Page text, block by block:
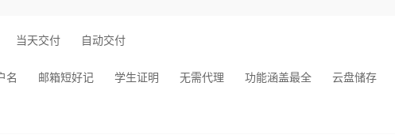
当天交付 自动交付
名 邮箱短好记 学生证明 无需代理 功能涵盖最全 云盘储存